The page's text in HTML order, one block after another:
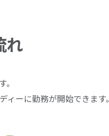
れ
ーに勤務が開始できます。